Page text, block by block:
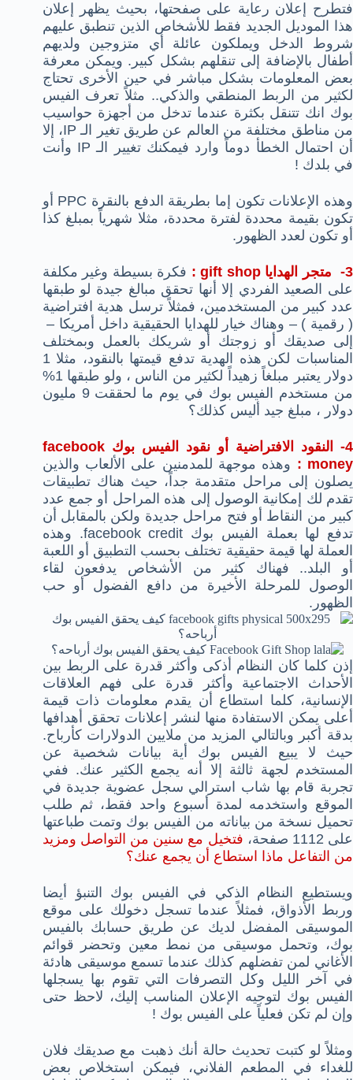
فتطرح إعلان رعاية على صفحتها، بحيث يظهر إعلان
هذا الموديل الجديد فقط للأشخاص الذين تنطبق عليهم
شروط الدخل ويملكون عائلة أي متزوجين ولديهم
أطفال بالإضافة إلى تنقلهم بشكل كبير. ويمكن معرفة
بعض المعلومات بشكل مباشر في حين الأخرى تحتاج
لكثير من الربط المنطقي والذكي.. مثلاً تعرف الفيس
بوك انك تتنقل بكثرة عندما تدخل من أجهزة حواسيب
من مناطق مختلفة من العالم عن طريق تغير الـ IP، إلا
أن احتمال الخطأ دوماً وارد فيمكنك تغيير الـ IP وأنت
في بلدك !
وهذه الإعلانات تكون إما بطريقة الدفع بالنقرة PPC أو
تكون بقيمة محددة لفترة محددة، مثلا شهرياً بمبلغ كذا
أو تكون لعدد الظهور.
3- متجر الهدايا gift shop :
فكرة بسيطة وغير مكلفة
على الصعيد الفردي إلا أنها تحقق مبالغ جيدة لو طبقها
عدد كبير من المستخدمين، فمثلاً ترسل هدية افتراضية
( رقمية ) – وهناك خيار للهدايا الحقيقية داخل أمريكا –
إلى صديقك أو زوجتك أو شريكك بالعمل وبمختلف
المناسبات لكن هذه الهدية تدفع قيمتها بالنقود، مثلا 1
دولار يعتبر مبلغاً زهيداً لكثير من الناس ، ولو طبقها 1%
من مستخدم الفيس بوك في يوم ما لحققت 9 مليون
دولار ، مبلغ جيد أليس كذلك؟
4- النقود الافتراضية أو نقود الفيس بوك facebook
money :
وهذه موجهة للمدمنين على الألعاب والذين
يصلون إلى مراحل متقدمة جداً، حيث هناك تطبيقات
تقدم لك إمكانية الوصول إلى هذه المراحل أو جمع عدد
كبير من النقاط أو فتح مراحل جديدة ولكن بالمقابل أن
تدفع لها بعملة الفيس بوك facebook credit. وهذه
العملة لها قيمة حقيقية تختلف بحسب التطبيق أو اللعبة
أو البلد.. فهناك كثير من الأشخاص يدفعون لقاء
الوصول للمرحلة الأخيرة من دافع الفضول أو حب
الظهور.
إذن كلما كان النظام أذكى وأكثر قدرة على الربط بين
الأحداث الاجتماعية وأكثر قدرة على فهم العلاقات
الإنسانية، كلما استطاع أن يقدم معلومات ذات قيمة
أعلى يمكن الاستفادة منها لنشر إعلانات تحقق أهدافها
بدقة أكبر وبالتالي المزيد من ملايين الدولارات كأرباح.
حيث لا يبيع الفيس بوك أية بيانات شخصية عن
المستخدم لجهة ثالثة إلا أنه يجمع الكثير عنك. ففي
تجربة قام بها شاب استرالي سجل عضوية جديدة في
الموقع واستخدمه لمدة أسبوع واحد فقط، ثم طلب
تحميل نسخة من بياناته من الفيس بوك وتمت طباعتها
على 1112 صفحة،
فتخيل مع سنين من التواصل ومزيد
من التفاعل ماذا استطاع أن يجمع عنك؟
ويستطيع النظام الذكي في الفيس بوك التنبؤ أيضا
وربط الأذواق، فمثلاً عندما تسجل دخولك على موقع
الموسيقى المفضل لديك عن طريق حسابك بالفيس
بوك، وتحمل موسيقى من نمط معين وتحضر قوائم
الأغاني لمن تفضلهم كذلك عندما تسمع موسيقى هادئة
في آخر الليل وكل التصرفات التي تقوم بها يسجلها
الفيس بوك لتوجيه الإعلان المناسب إليك، لاحظ حتى
وإن لم تكن فعلياً على الفيس بوك !
ومثلاً لو كتبت تحديث حالة أنك ذهبت مع صديقك فلان
للغداء في المطعم الفلاني، فيمكن استخلاص بعض